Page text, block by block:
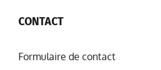
CONTACT
Formulaire de contact